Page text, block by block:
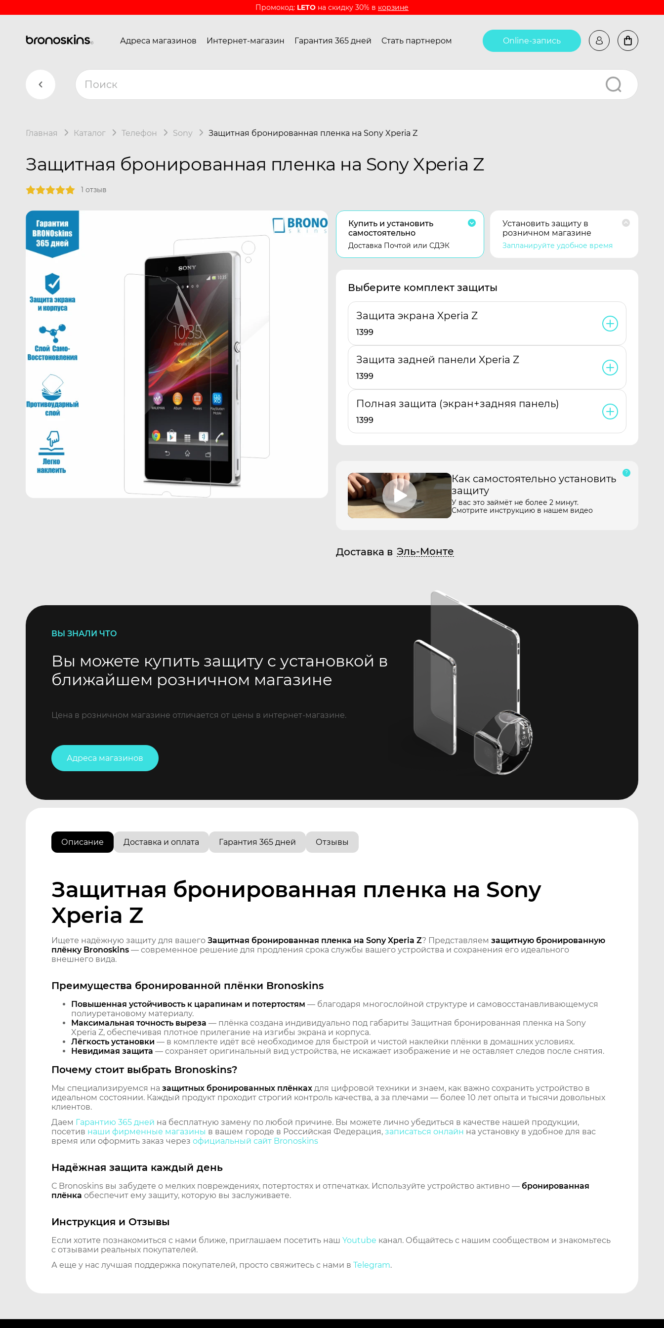
Промокод: LETO на скидку 30% в корзине
Адреса магазинов Интернет-магазин Гарантия 365 дней Стать партнером Online-запись
Главная Каталог Телефон Sony Защитная бронированная пленка на Sony Xperia Z
Защитная бронированная пленка на Sony Xperia Z
1 отзыв
Купить и установить
самостоятельно
Доставка Почтой или СДЭК
Установить защиту в
розничном магазине
Запланируйте удобное время
Выберите комплект защиты
Защита экрана Xperia Z
1399
Защита задней панели Xperia Z
1399
Полная защита (экран+задняя панель)
1399
Как самостоятельно установить
защиту
У вас это займёт не более 2 минут.
Смотрите инструкцию в нашем видео
Доставка в Эль-Монте
ВЫ ЗНАЛИ ЧТО
Вы можете купить защиту с установкой в
ближайшем розничном магазине
Цена в розничном магазине отличается от цены в интернет-магазине.
Адреса магазинов
Описание Доставка и оплата Гарантия 365 дней Отзывы
Защитная бронированная пленка на Sony
Xperia Z
Ищете надёжную защиту для вашего Защитная бронированная пленка на Sony Xperia Z? Представляем защитную бронированную
плёнку Bronoskins — современное решение для продления срока службы вашего устройства и сохранения его идеального
внешнего вида.
Преимущества бронированной плёнки Bronoskins
Повышенная устойчивость к царапинам и потертостям — благодаря многослойной структуре и самовосстанавливающемуся
полиуретановому материалу.
Максимальная точность выреза — плёнка создана индивидуально под габариты Защитная бронированная пленка на Sony
Xperia Z, обеспечивая плотное прилегание на изгибы экрана и корпуса.
Лёгкость установки — в комплекте идёт всё необходимое для быстрой и чистой наклейки плёнки в домашних условиях.
Невидимая защита — сохраняет оригинальный вид устройства, не искажает изображение и не оставляет следов после снятия.
Почему стоит выбрать Bronoskins?
Мы специализируемся на защитных бронированных плёнках для цифровой техники и знаем, как важно сохранить устройство в
идеальном состоянии. Каждый продукт проходит строгий контроль качества, а за плечами — более 10 лет опыта и тысячи довольных
клиентов.
Даем Гарантию 365 дней на бесплатную замену по любой причине. Вы можете лично убедиться в качестве нашей продукции,
посетив наши фирменные магазины в вашем городе в Российская Федерация, записаться онлайн на установку в удобное для вас
время или оформить заказ через официальный сайт Bronoskins
Надёжная защита каждый день
С Bronoskins вы забудете о мелких повреждениях, потертостях и отпечатках. Используйте устройство активно — бронированная
плёнка обеспечит ему защиту, которую вы заслуживаете.
Инструкция и Отзывы
Если хотите познакомиться с нами ближе, приглашаем посетить наш Youtube канал. Общайтесь с нашим сообществом и знакомьтесь
с отзывами реальных покупателей.
А еще у нас лучшая поддержка покупателей, просто свяжитесь с нами в Telegram.